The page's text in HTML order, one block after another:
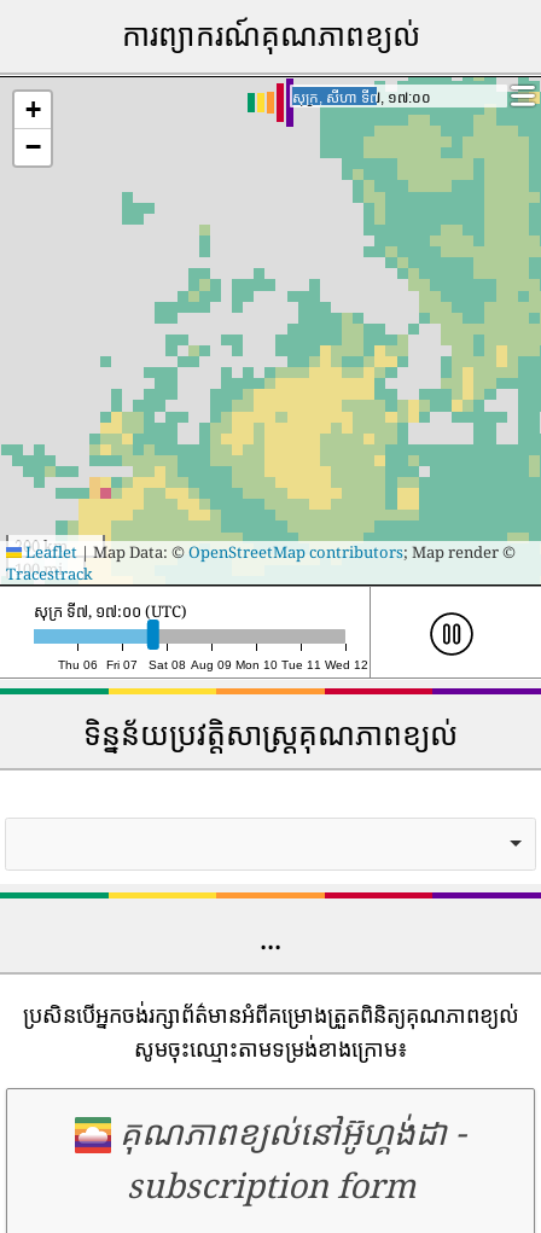
ការព្យាករណ៍គុណភាពខ្យល់
សៅរ៍, សីហា ទី៨, ១២:០០
សៅរ៍, សីហា ទី៨, ១២:០០
+
−
200 km
100 mi
Leaflet|Map Data: ©OpenStreetMap contributors; Map render ©
Tracestrack
Thu 06 Fri 07 Sat 08 Aug 09 Mon 10 Tue 11 Wed 12
សៅរ៍ ទី៨, ១២:០០ (UTC)
ទិន្នន័យប្រវត្តិសាស្រ្តគុណភាពខ្យល់
...
ប្រសិនបើអ្នកចង់រក្សាព័ត៌មានអំពីគម្រោងត្រួតពិនិត្យគុណភាពខ្យល់
សូមចុះឈ្មោះតាមទម្រង់ខាងក្រោម៖
គុណភាពខ្យល់នៅអ៊ូហ្គង់ដា-
subscription form